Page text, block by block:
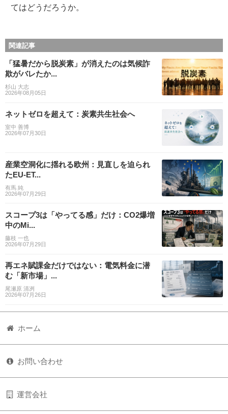
てはどうだろうか。
関連記事
「猛暑だから脱炭素」が消えたのは気候詐
欺がバレたか...
杉山 大志
2026年08月05日
ネットゼロを超えて：炭素共生社会へ
室中 善博
2026年07月30日
産業空洞化に揺れる欧州：見直しを迫られ
たEU-ET...
有馬 純
2026年07月29日
スコープ3は「やってる感」だけ：CO2爆増
中のMi...
藤枝 一也
2026年07月29日
再エネ賦課金だけではない：電気料金に潜
む「新市場」...
尾瀬原 清冽
2026年07月26日
ホーム
お問い合わせ
運営会社